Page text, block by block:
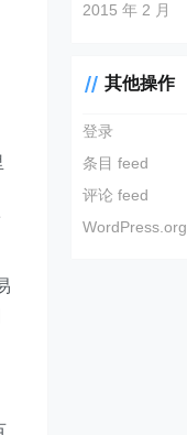
2015 年 2 月
其他操作
登录
条目 feed
评论 feed
WordPress.org